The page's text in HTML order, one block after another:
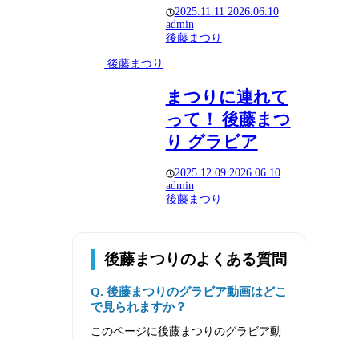
2025.11.11 2026.06.10
admin
後藤まつり
後藤まつり
まつりに連れて
って！ 後藤まつ
り グラビア
2025.12.09 2026.06.10
admin
後藤まつり
後藤まつりのよくある質問
Q. 後藤まつりのグラビア動画はどこ
で見られますか？
このページに後藤まつりのグラビア動